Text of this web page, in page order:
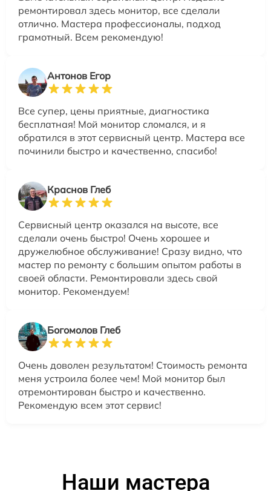
ремонтировал здесь монитор, все сделали
отлично. Мастера профессионалы, подход
грамотный. Всем рекомендую!
Антонов Егор
Все супер, цены приятные, диагностика
бесплатная! Мой монитор сломался, и я
обратился в этот сервисный центр. Мастера все
починили быстро и качественно, спасибо!
Краснов Глеб
Сервисный центр оказался на высоте, все
сделали очень быстро! Очень хорошее и
дружелюбное обслуживание! Сразу видно, что
мастер по ремонту с большим опытом работы в
своей области. Ремонтировали здесь свой
монитор. Рекомендуем!
Богомолов Глеб
Очень доволен результатом! Стоимость ремонта
меня устроила более чем! Мой монитор был
отремонтирован быстро и качественно.
Рекомендую всем этот сервис!
Наши мастера